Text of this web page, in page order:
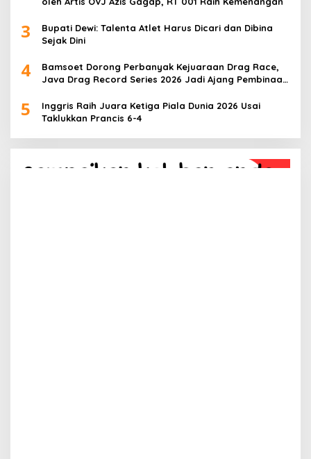
3
Bupati Dewi: Talenta Atlet Harus Dicari dan Dibina
Sejak Dini
4
Bamsoet Dorong Perbanyak Kejuaraan Drag Race,
Java Drag Record Series 2026 Jadi Ajang Pembinaan
5
Inggris Raih Juara Ketiga Piala Dunia 2026 Usai
Taklukkan Prancis 6-4